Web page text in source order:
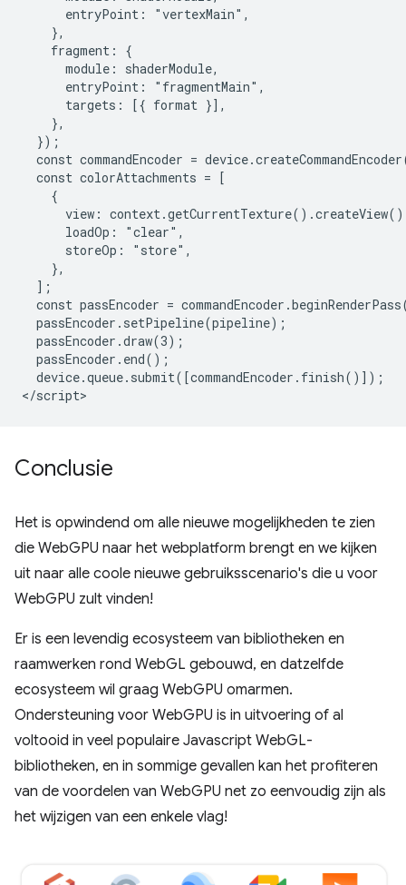
      entryPoint: "vertexMain",
    },
    fragment: {
      module: shaderModule,
      entryPoint: "fragmentMain",
      targets: [{ format }],
    },
  });
const commandEncoder =
  const colorAttachments = [
    {
view:
      loadOp: "clear",
      storeOp: "store",
    },
  ];
const passEncoder =
  passEncoder.setPipeline(pipeline);
  passEncoder.draw(3);
  passEncoder.end();
  device.queue.submit([commandEncoder.finish()]);
Conclusie
Het is opwindend om alle nieuwe mogelijkheden te zien
die WebGPU naar het webplatform brengt en we kijken
uit naar alle coole nieuwe gebruiksscenario's die u voor
WebGPU zult vinden!
Er is een levendig ecosysteem van bibliotheken en
raamwerken rond WebGL gebouwd, en datzelfde
ecosysteem wil graag WebGPU omarmen.
Ondersteuning voor WebGPU is in uitvoering of al
voltooid in veel populaire Javascript WebGL-
bibliotheken, en in sommige gevallen kan het profiteren
van de voordelen van WebGPU net zo eenvoudig zijn als
het wijzigen van een enkele vlag!